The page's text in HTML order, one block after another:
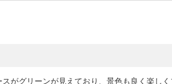
がグリーンが見えており、景色も良く楽しく